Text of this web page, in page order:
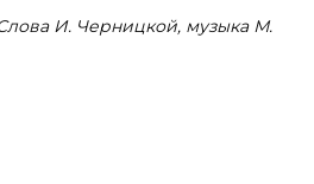
И. Черницкой, музыка М.